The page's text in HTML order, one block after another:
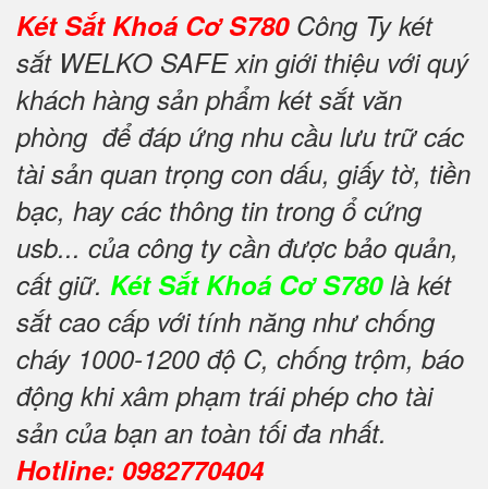
Két Sắt Khoá Cơ S780 Công Ty két
sắt WELKO SAFE xin giới thiệu với quý
khách hàng sản phẩm két sắt văn
phòng để đáp ứng nhu cầu lưu trữ các
tài sản quan trọng con dấu, giấy tờ, tiền
bạc, hay các thông tin trong ổ cứng
usb... của công ty cần được bảo quản,
cất giữ. Két Sắt Khoá Cơ S780là két
sắt cao cấp với tính năng như chống
cháy 1000-1200 độ C, chống trộm, báo
động khi xâm phạm trái phép cho tài
sản của bạn an toàn tối đa nhất.
Hotline: 0982770404